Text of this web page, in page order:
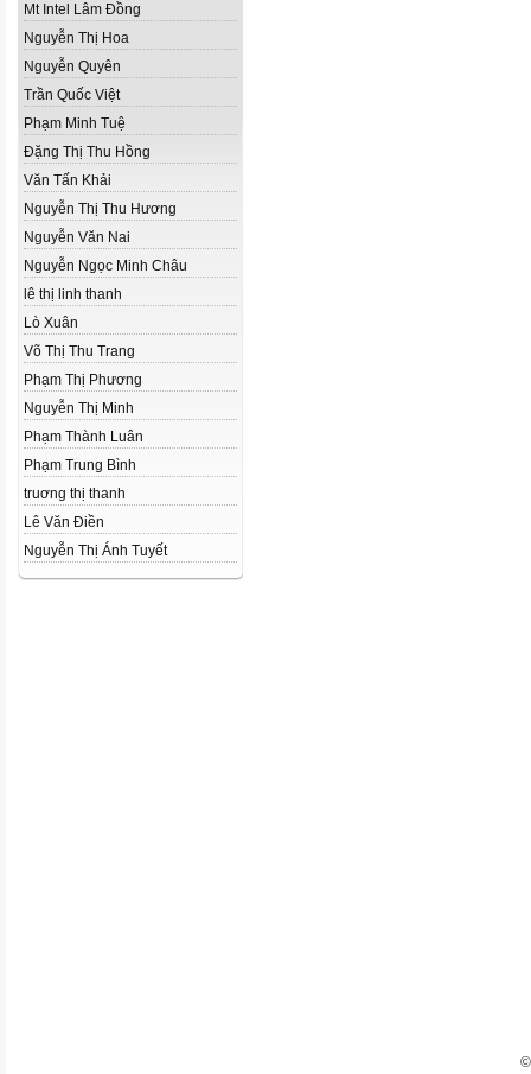
Mt Intel Lâm Đồng
Nguyễn Thị Hoa
Nguyễn Quyên
Trần Quốc Việt
Phạm Minh Tuệ
Đặng Thị Thu Hồng
Văn Tấn Khải
Nguyễn Thị Thu Hương
Nguyễn Văn Nai
Nguyễn Ngọc Minh Châu
lê thị linh thanh
Lò Xuân
Võ Thị Thu Trang
Phạm Thị Phương
Nguyễn Thị Minh
Phạm Thành Luân
Phạm Trung Bình
truơng thị thanh
Lê Văn Điền
Nguyễn Thị Ánh Tuyết